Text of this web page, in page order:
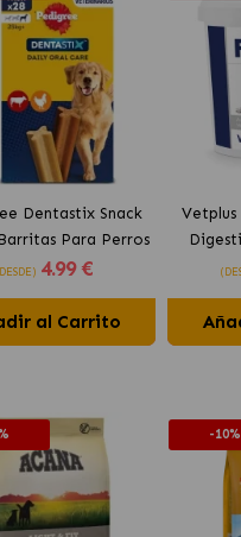
Dentastix Snack
Para Perros
+25 kg
4.99 €
al Carrito
Vetplus
-10%